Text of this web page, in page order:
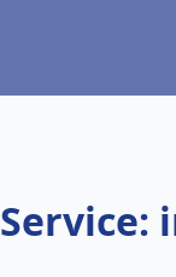
Service: